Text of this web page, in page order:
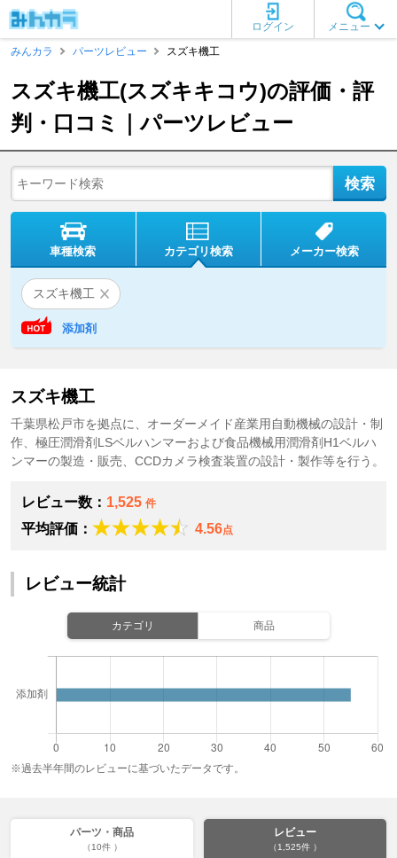
メニュー
ログイン
みんカラ
パーツレビュー スズキ機工
スズキ機工(スズキキコウ)の評価・評
判・口コミ｜パーツレビュー
車種検索 カテゴリ検索 メーカー検索
スズキ機工
添加剤
スズキ機工
千葉県松戸市を拠点に、オーダーメイド産業用自動機械の設計・制
作、極圧潤滑剤LSベルハンマーおよび食品機械用潤滑剤H1ベルハ
ンマーの製造・販売、CCDカメラ検査装置の設計・製作等を行う。
レビュー数： 1,525 件
平均評価： 4.56点
レビュー統計
カテゴリ 商品
※過去半年間のレビューに基づいたデータです。
パーツ・商品
（10件 ）
レビュー
（1,525件 ）